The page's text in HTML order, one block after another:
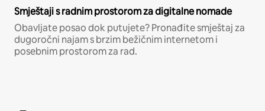
Smještaji s radnim prostorom za digitalne nomade
Obavljate posao dok putujete? Pronađite smještaj za
dugoročni najam s brzim bežičnim internetom i
posebnim prostorom za rad.